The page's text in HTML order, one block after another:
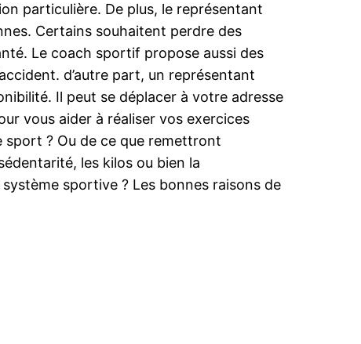
particulière. De plus, le représentant
Certains souhaitent perdre des
Le coach sportif propose aussi des
d’autre part, un représentant
Il peut se déplacer à votre adresse
vous aider à réaliser vos exercices
sport ? Ou de ce que remettront
les kilos ou bien la
sportive ? Les bonnes raisons de